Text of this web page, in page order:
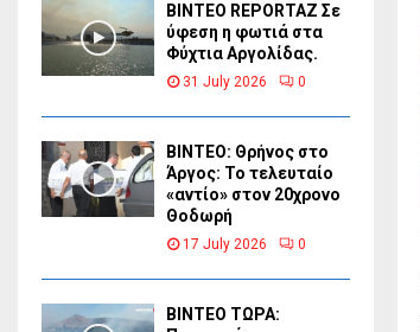
BINTEO REPORTAZ Σε
ύφεση η φωτιά στα
Φύχτια Αργολίδας.
31 July 2026 0
ΒΙΝΤΕΟ: Θρήνος στο
Άργος: Το τελευταίο
«αντίο» στον 20χρονο
Θοδωρή
17 July 2026 0
ΒΙΝΤΕΟ ΤΩΡΑ: